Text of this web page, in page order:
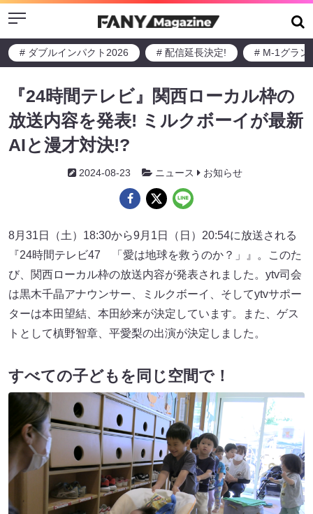
Menu
# ダブルインパクト2026 # 配信延長決定! # M-1グラン
『24時間テレビ』関西ローカル枠の
放送内容を発表! ミルクボーイが最新
AIと漫才対決!?
2024-08-23 ニュース お知らせ
8月31日（土）18:30から9月1日（日）20:54に放送される
『24時間テレビ47 「愛は地球を救うのか？」』。このた
び、関西ローカル枠の放送内容が発表されました。ytv司会
は黒木千晶アナウンサー、ミルクボーイ、そしてytvサポー
ターは本田望結、本田紗来が決定しています。また、ゲス
トとして槙野智章、平愛梨の出演が決定しました。
すべての子どもを同じ空間で！